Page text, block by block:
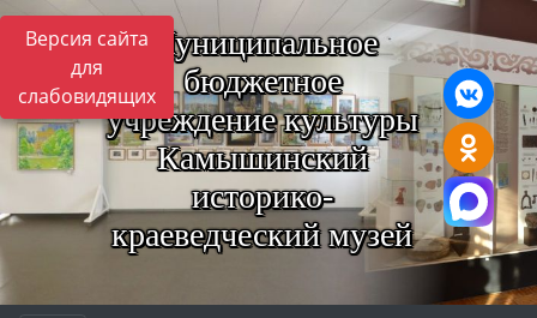
Версия сайта
для
слабовидящих
Муниципальное
бюджетное
учреждение культуры
Камышинский
историко-
краеведческий музей